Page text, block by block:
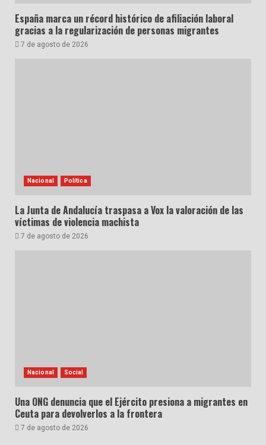
España marca un récord histórico de afiliación laboral
gracias a la regularización de personas migrantes
7 de agosto de 2026
Nacional Política
La Junta de Andalucía traspasa a Vox la valoración de las
víctimas de violencia machista
7 de agosto de 2026
Nacional Social
Una ONG denuncia que el Ejército presiona a migrantes en
Ceuta para devolverlos a la frontera
7 de agosto de 2026